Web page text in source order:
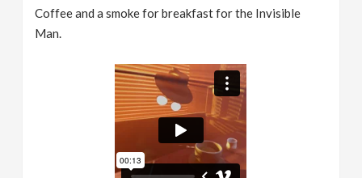
Coffee and a smoke for breakfast for the Invisible
Man.